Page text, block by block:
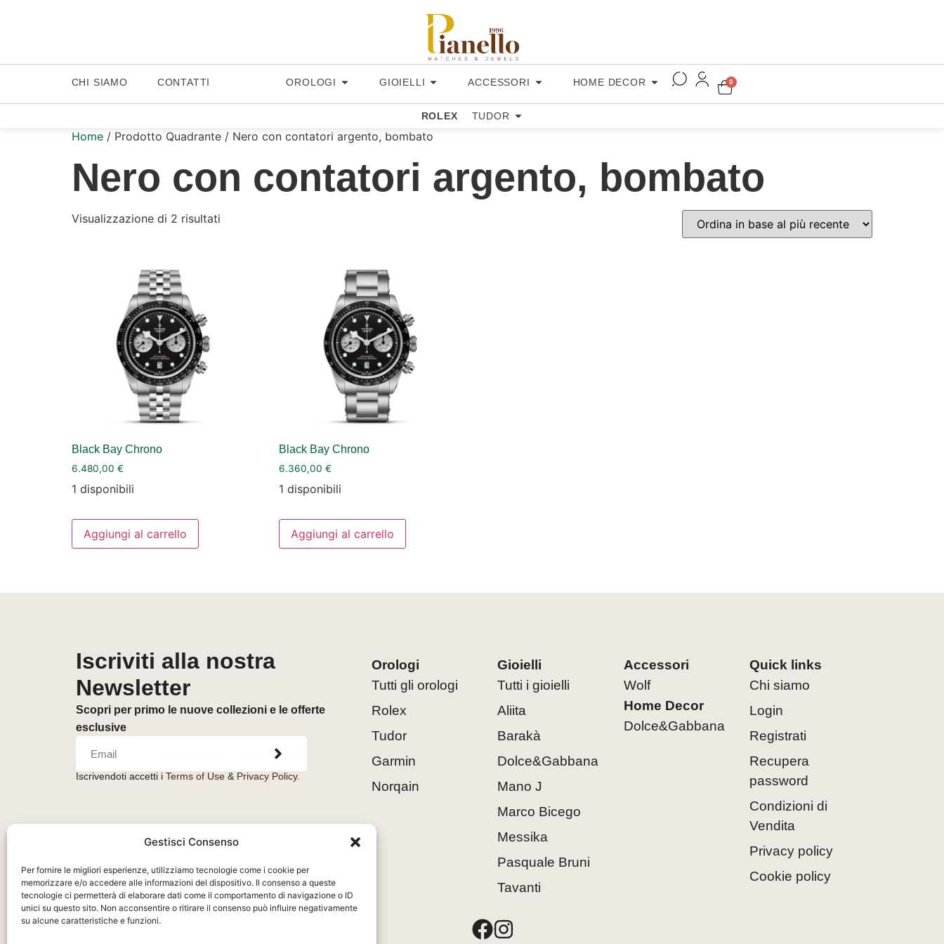
Gestisci Consenso
Per fornire le migliori esperienze, utilizziamo tecnologie come i cookie per
memorizzare e/o accedere alle informazioni del dispositivo. Il consenso a queste
tecnologie ci permetterà di elaborare dati come il comportamento di navigazione o ID
unici su questo sito. Non acconsentire o ritirare il consenso può influire negativamente
su alcune caratteristiche e funzioni.
CHI SIAMO CONTATTI OROLOGI GIOIELLI ACCESSORI HOME DECOR 0
ROLEX TUDOR
Home / Prodotto Quadrante / Nero con contatori argento, bombato
Nero con contatori argento, bombato
Visualizzazione di 2 risultati
Black Bay Chrono
6.480,00 €
1 disponibili
Aggiungi al carrello
Black Bay Chrono
6.360,00 €
1 disponibili
Aggiungi al carrello
Iscriviti alla nostra
Newsletter
Scopri per primo le nuove collezioni e le offerte
esclusive
Iscrivendoti accetti i Terms of Use& Privacy Policy.
Orologi
Tutti gli orologi
Rolex
Tudor
Garmin
Norqain
Gioielli
Tutti i gioielli
Aliita
Barakà
Dolce&Gabbana
Mano J
Marco Bicego
Messika
Pasquale Bruni
Tavanti
Accessori
Wolf
Home Decor
Dolce&Gabbana
Quick links
Chi siamo
Login
Registrati
Recupera
password
Condizioni di
Vendita
Privacy policy
Cookie policy
Orologeria del Pianello S.r.l.